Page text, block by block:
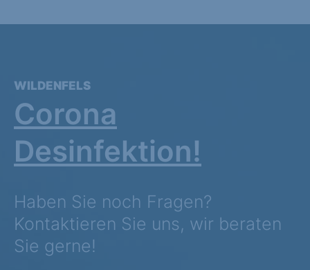
WILDENFELS
Corona
Desinfektion!
Haben Sie noch Fragen?
Kontaktieren Sie uns, wir beraten
Sie gerne!